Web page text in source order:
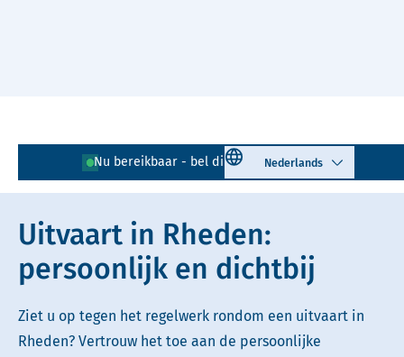
Nu bereikbaar - bel direct! 026 - 203 03 05
Select language
Lees voor Uitleg woorden
Simpele tekst
Uitvaart in Rheden:
persoonlijk en dichtbij
Ziet u op tegen het regelwerk rondom een uitvaart in
Rheden? Vertrouw het toe aan de persoonlijke